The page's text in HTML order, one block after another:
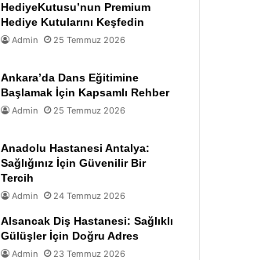
HediyeKutusu’nun Premium
Hediye Kutularını Keşfedin
Admin 25 Temmuz 2026
Ankara’da Dans Eğitimine
Başlamak İçin Kapsamlı Rehber
Admin 25 Temmuz 2026
Anadolu Hastanesi Antalya:
Sağlığınız İçin Güvenilir Bir
Tercih
Admin 24 Temmuz 2026
Alsancak Diş Hastanesi: Sağlıklı
Gülüşler İçin Doğru Adres
Admin 23 Temmuz 2026